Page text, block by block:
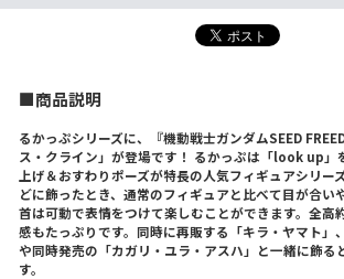
■商品説明
るかっぷシリーズに、『機動戦士ガンダムSEED
ス・クライン」が登場です！ るかっぷは「look up」
上げ＆おすわりポーズが特長の人気フィギュアシリー
どに飾ったとき、通常のフィギュアと比べて目が合い
首は可動で表情をつけて楽しむことができます。全高
感もたっぷりです。同時に再販する「キラ・ヤマト」
や同時発売の「カガリ・ユラ・アスハ」と一緒に飾る
す。